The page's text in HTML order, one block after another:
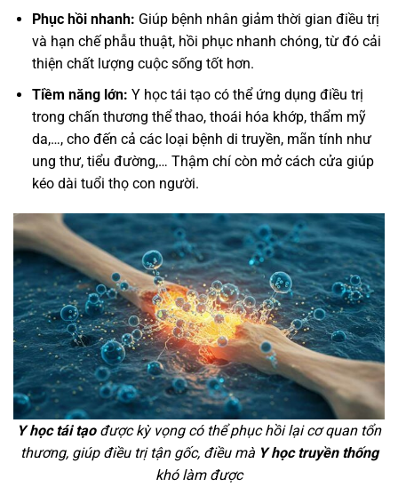
Phục hồi nhanh: Giúp bệnh nhân giảm thời gian điều trị
và hạn chế phẫu thuật, hồi phục nhanh chóng, từ đó cải
thiện chất lượng cuộc sống tốt hơn.
Tiềm năng lớn: Y học tái tạo có thể ứng dụng điều trị
trong chấn thương thể thao, thoái hóa khớp, thẩm mỹ
da,…, cho đến cả các loại bệnh di truyền, mãn tính như
ung thư, tiểu đường,… Thậm chí còn mở cách cửa giúp
kéo dài tuổi thọ con người.
Y học tái tạođược kỳ vọng có thể phục hồi lại cơ quan tổn
thương, giúp điều trị tận gốc, điều mà Y học truyền thống
khó làm được